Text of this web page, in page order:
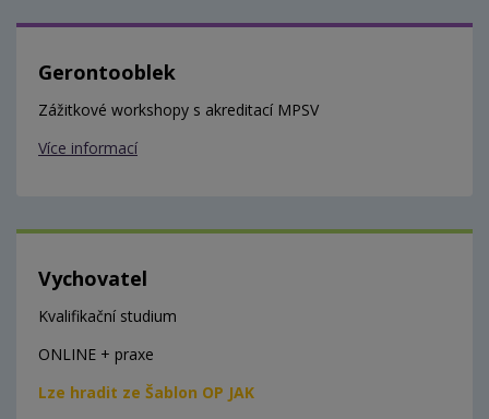
Gerontooblek
Zážitkové workshopy s akreditací MPSV
Více informací
Vychovatel
Kvalifikační studium
ONLINE + praxe
Lze hradit ze Šablon OP JAK